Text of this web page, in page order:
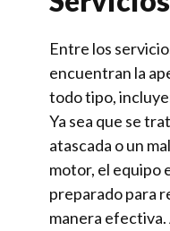
Entre los
encuentran la
todo tipo,
Ya sea que se
atascada o un
motor, el equipo
preparado para
manera